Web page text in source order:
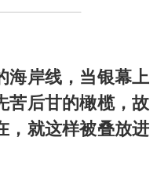
海岸线，当银幕上
苦后甘的橄榄，故
，就这样被叠放进